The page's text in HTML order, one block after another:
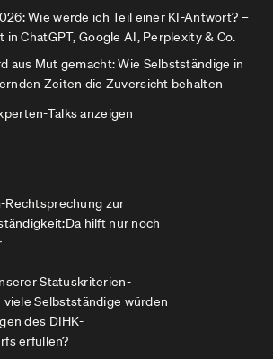
Wie werde ich Teil einer KI-Antwort? –
in ChatGPT, Google AI, Perplexity & Co.
aus Mut gemacht: Wie Selbstständige in
Zeiten die Zuversicht behalten
Talks anzeigen
Rechtsprechung zur
hilft nur noch
Statuskriterien-
viele Selbstständige würden
des DIHK-
erfüllen?